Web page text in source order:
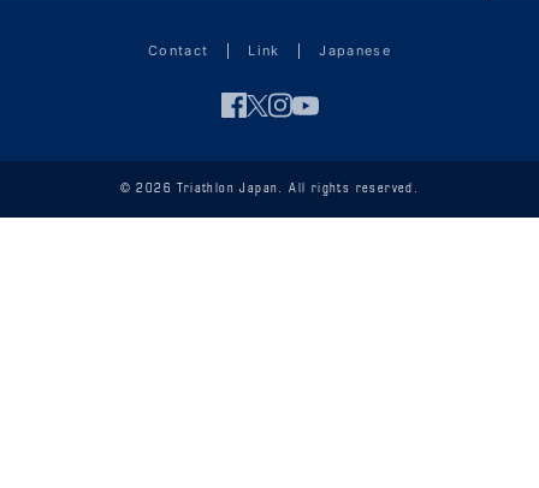
Contact Link Japanese
© 2026 Triathlon Japan. All rights reserved.